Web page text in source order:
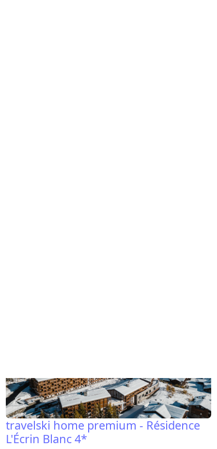
travelski home premium - Résidence
L'Écrin Blanc 4*